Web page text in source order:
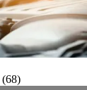
(68)